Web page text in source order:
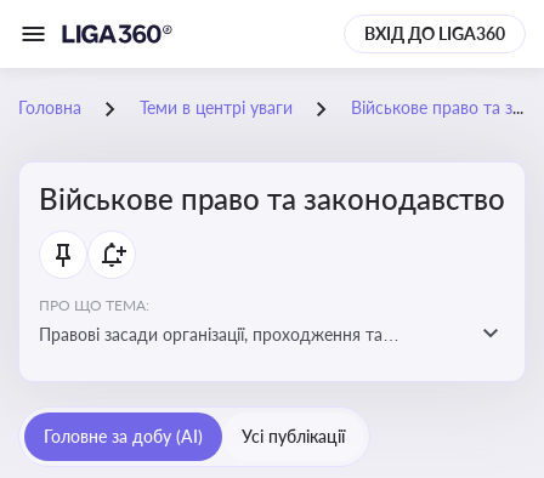
ВХІД ДО LIGA360
Головна Теми в центрі уваги Військове право та законодавство
Військове право та законодавство
ПРО ЩО ТЕМА:
Правові засади організації, проходження та
військовослужбовців у воєнний час
Головне за добу (AI) Усі публікації